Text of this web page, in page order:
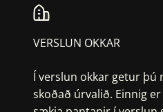
VERSLUN OKKAR
Í verslun okkar getur þú
skoðað úrvalið. Einnig